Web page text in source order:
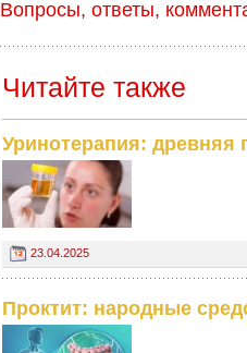
Вопросы, ответы,
Читайте также
Уринотерапия: древняя
23.04.2025
Проктит: народные